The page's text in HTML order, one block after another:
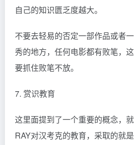
自己的知识匮乏度越大。
不要去轻易的否定一部作品或者
秀的地方，任何电影都有败笔，
要抓住败笔不放。
7. 赏识教育
这里面提到了一个重要的概念，
RAY对汉考克的教育，采取的就